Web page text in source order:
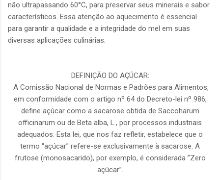
não ultrapassando 60°C, para preservar seus minerais e sabor
característicos. Essa atenção ao aquecimento é essencial
para garantir a qualidade e a integridade do mel em suas
diversas aplicações culinárias.
DEFINIÇÃO DO AÇÚCAR:
A Comissão Nacional de Normas e Padrões para Alimentos,
em conformidade com o artigo nº 64 do Decreto-lei nº 986,
define açúcar como a sacarose obtida de Saccoharum
officinarum ou de Beta alba, L., por processos industriais
adequados. Esta lei, que nos faz refletir, estabelece que o
termo “açúcar’' refere-se exclusivamente à sacarose. A
frutose (monosacarido), por exemplo, é considerada ”Zero
açúcar”.